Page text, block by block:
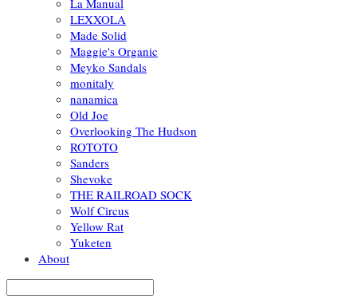
La Manual
LEXXOLA
Made Solid
Maggie's Organic
Meyko Sandals
monitaly
nanamica
Old Joe
Overlooking The Hudson
ROTOTO
Sanders
Shevoke
THE RAILROAD SOCK
Wolf Circus
Yellow Rat
Yuketen
About